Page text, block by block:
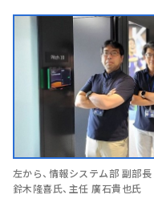
左から、情報システム部 副部
鈴木隆喜氏、主任 廣石貴也氏